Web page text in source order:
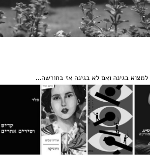
בגינה ואם לא בגינה אז בחורשה...